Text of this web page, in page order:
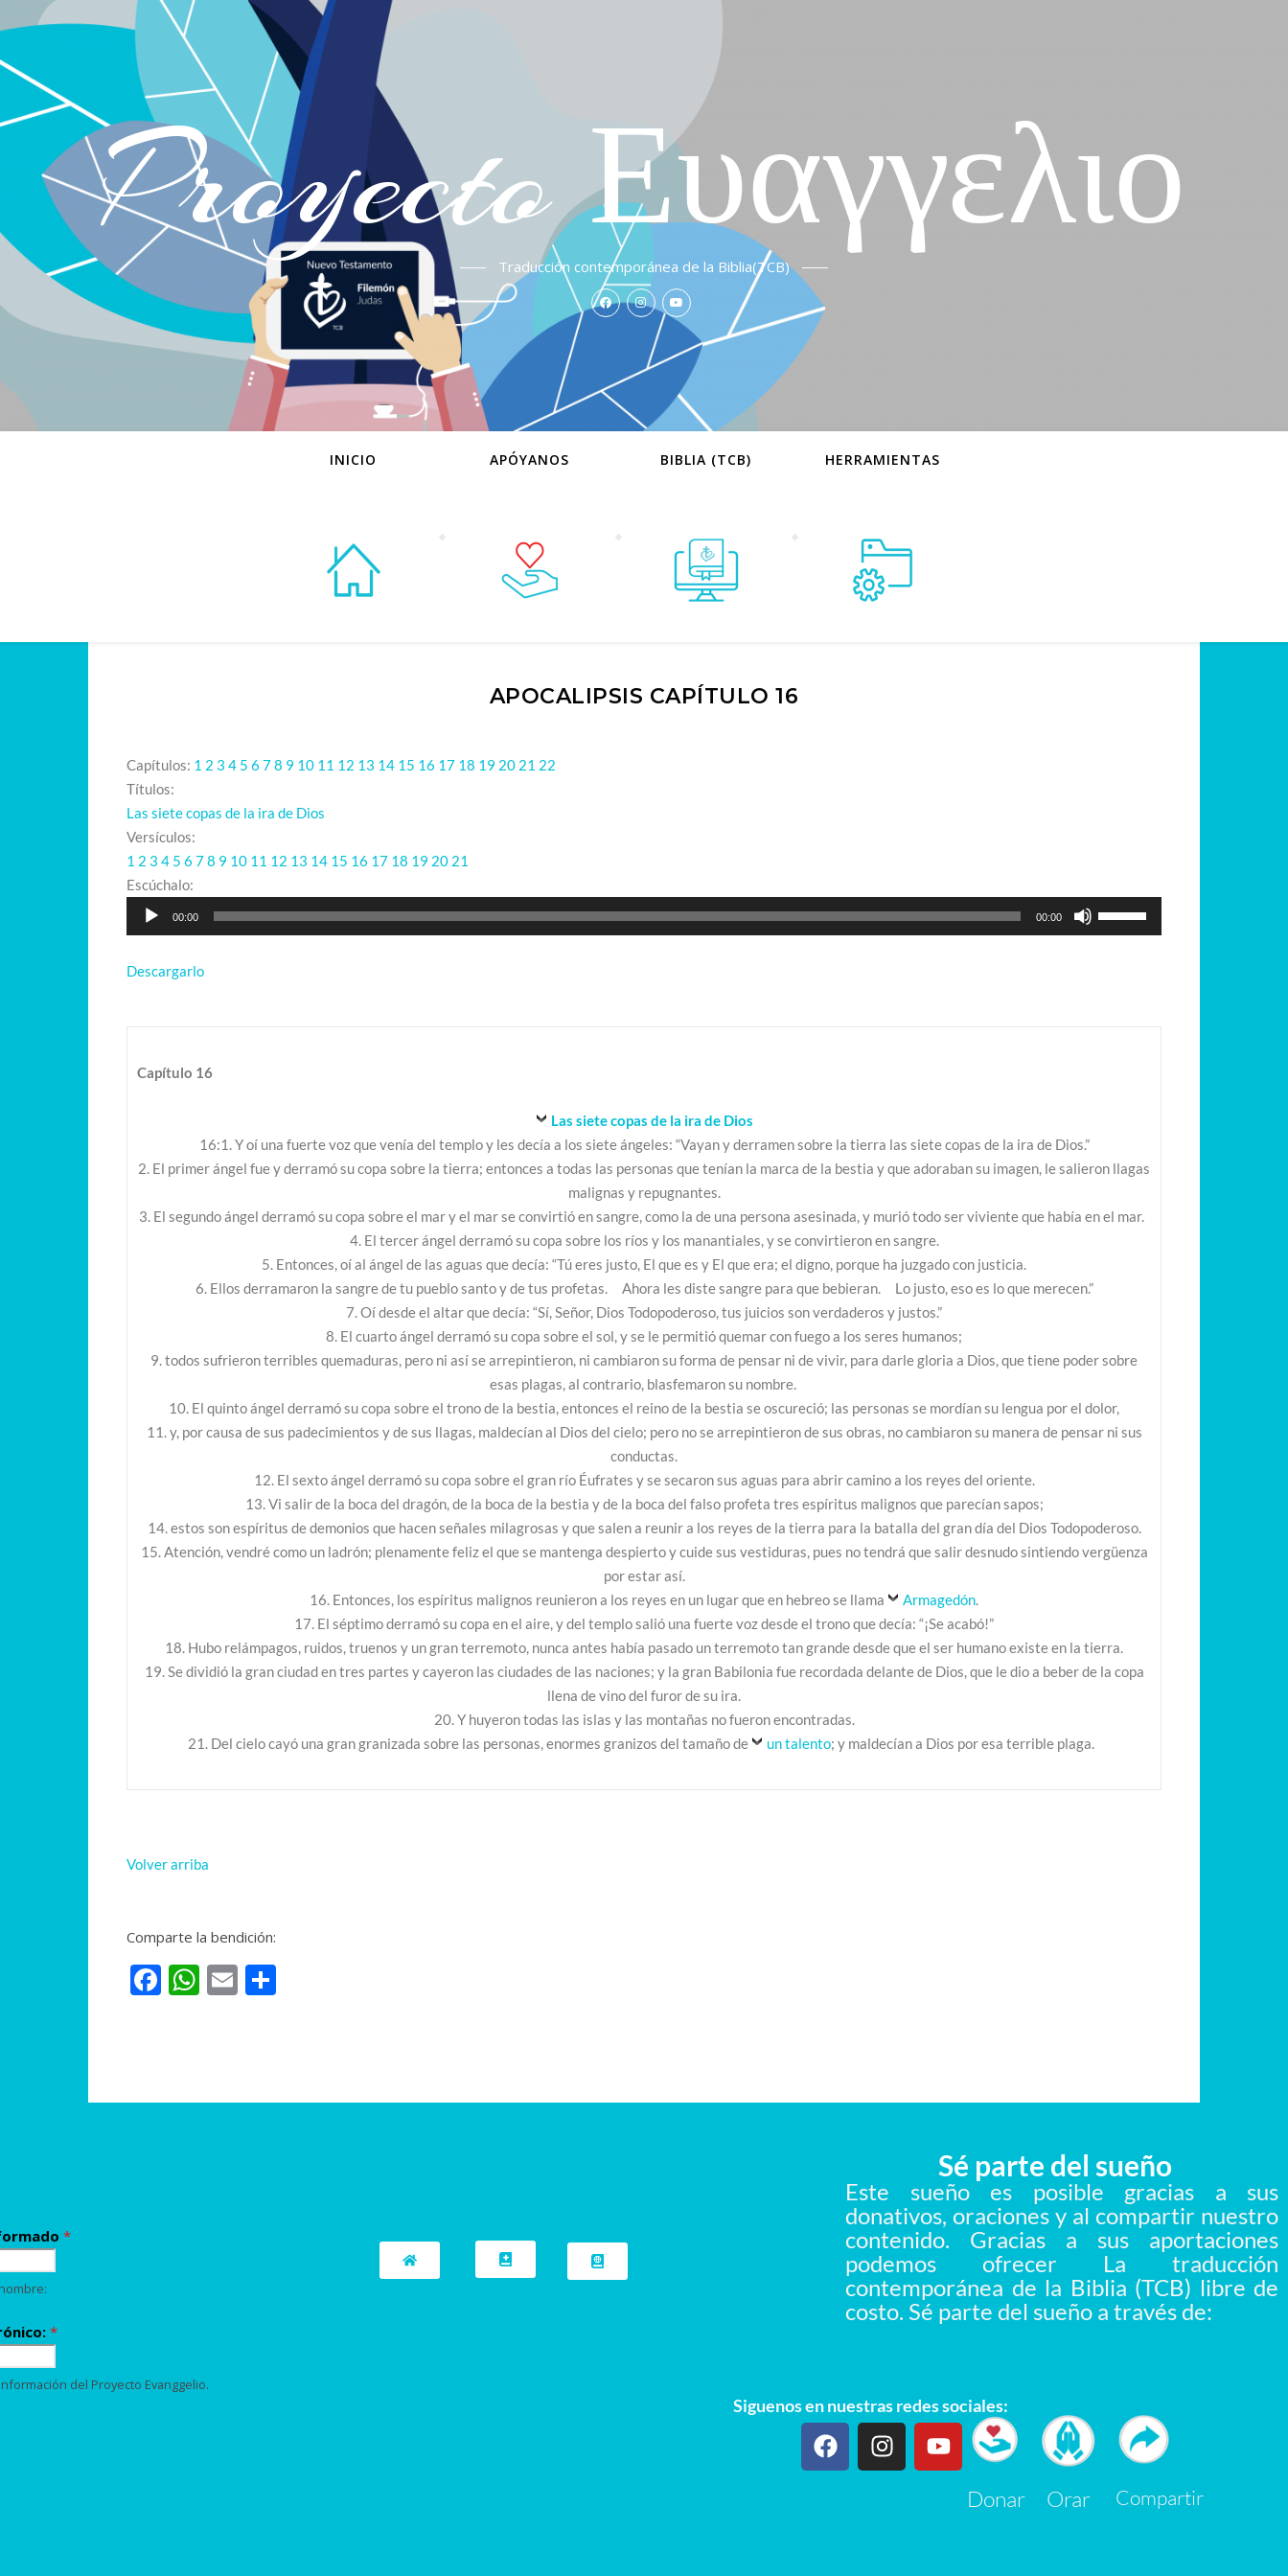
Proyecto Ευαγγελιο
Traducción contemporánea de la Biblia(TCB)
INICIO APÓYANOS BIBLIA (TCB) HERRAMIENTAS
APOCALIPSIS CAPÍTULO 16
Capítulos: 1 2 3 4 5 6 78 9 10 11 12 13 14 15 16 17 18 19 20 21 22
Títulos:
Las siete copas de la ira de Dios
Versículos:
1 2 3 4 5 6 78 9 10 11 12 13 14 15 16 17 18 19 20 21
Escúchalo:
audio
00:00 00:00
las
volumen.
Descargarlo
Capítulo 16
Las siete copas de la ira de Dios
16:1. Y oí una fuerte voz que venía del templo y les decía a los siete ángeles: “Vayan y derramen sobre la tierra las siete copas de la ira de Dios.”
2. El primer ángel fue y derramó su copa sobre la tierra; entonces a todas las personas que tenían la marca de la bestia y que adoraban su imagen, le salieron llagas
malignas y repugnantes.
3. El segundo ángel derramó su copa sobre el mar y el mar se convirtió en sangre, como la de una persona asesinada, y murió todo ser viviente que había en el mar.
4. El tercer ángel derramó su copa sobre los ríos y los manantiales, y se convirtieron en sangre.
5. Entonces, oí al ángel de las aguas que decía: “Tú eres justo, El que es y El que era; el digno, porque ha juzgado con justicia.
6. Ellos derramaron la sangre de tu pueblo santo y de tus profetas. Ahora les diste sangre para que bebieran. Lo justo, eso es lo que merecen.”
7. Oí desde el altar que decía: “Sí, Señor, Dios Todopoderoso, tus juicios son verdaderos y justos.”
8. El cuarto ángel derramó su copa sobre el sol, y se le permitió quemar con fuego a los seres humanos;
9. todos sufrieron terribles quemaduras, pero ni así se arrepintieron, ni cambiaron su forma de pensar ni de vivir, para darle gloria a Dios, que tiene poder sobre
esas plagas, al contrario, blasfemaron su nombre.
10. El quinto ángel derramó su copa sobre el trono de la bestia, entonces el reino de la bestia se oscureció; las personas se mordían su lengua por el dolor,
11. y, por causa de sus padecimientos y de sus llagas, maldecían al Dios del cielo; pero no se arrepintieron de sus obras, no cambiaron su manera de pensar ni sus
conductas.
12. El sexto ángel derramó su copa sobre el gran río Éufrates y se secaron sus aguas para abrir camino a los reyes del oriente.
13. Vi salir de la boca del dragón, de la boca de la bestia y de la boca del falso profeta tres espíritus malignos que parecían sapos;
14. estos son espíritus de demonios que hacen señales milagrosas y que salen a reunir a los reyes de la tierra para la batalla del gran día del Dios Todopoderoso.
15. Atención, vendré como un ladrón; plenamente feliz el que se mantenga despierto y cuide sus vestiduras, pues no tendrá que salir desnudo sintiendo vergüenza
por estar así.
16. Entonces, los espíritus malignos reunieron a los reyes en un lugar que en hebreo se llama
Armagedón.
17. El séptimo derramó su copa en el aire, y del templo salió una fuerte voz desde el trono que decía: “¡Se acabó!”
18. Hubo relámpagos, ruidos, truenos y un gran terremoto, nunca antes había pasado un terremoto tan grande desde que el ser humano existe en la tierra.
19. Se dividió la gran ciudad en tres partes y cayeron las ciudades de las naciones; y la gran Babilonia fue recordada delante de Dios, que le dio a beber de la copa
llena de vino del furor de su ira.
20. Y huyeron todas las islas y las montañas no fueron encontradas.
21. Del cielo cayó una gran granizada sobre las personas, enormes granizos del tamaño de
un talento; y maldecían a Dios por esa terrible plaga.
Volver arriba
Comparte la bendición:
Facebook
WhatsApp
Email
Sé parte del sueño
Siguenos en nuestras redes sociales:
Este sueño es posible gracias a sus
donativos, oraciones y al compartir nuestro
contenido. Gracias a sus aportaciones
podemos ofrecer La traducción
contemporánea de la Biblia (TCB) libre de
costo. Sé parte del sueño a través de:
*
*
del Proyecto Evanggelio.
Donar Orar Compartir